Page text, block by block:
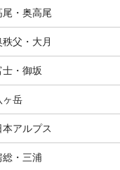
・奥高尾
父・大月
・御坂
ヶ岳
アルプス
・三浦